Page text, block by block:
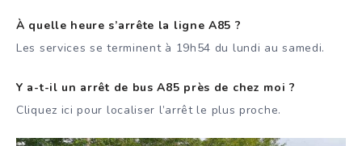
À quelle heure s’arrête la ligne A85 ?
Les services se terminent à 19h54 du lundi au samedi.
Y a-t-il un arrêt de bus A85 près de chez moi ?
Cliquez ici pour localiser l’arrêt le plus proche.